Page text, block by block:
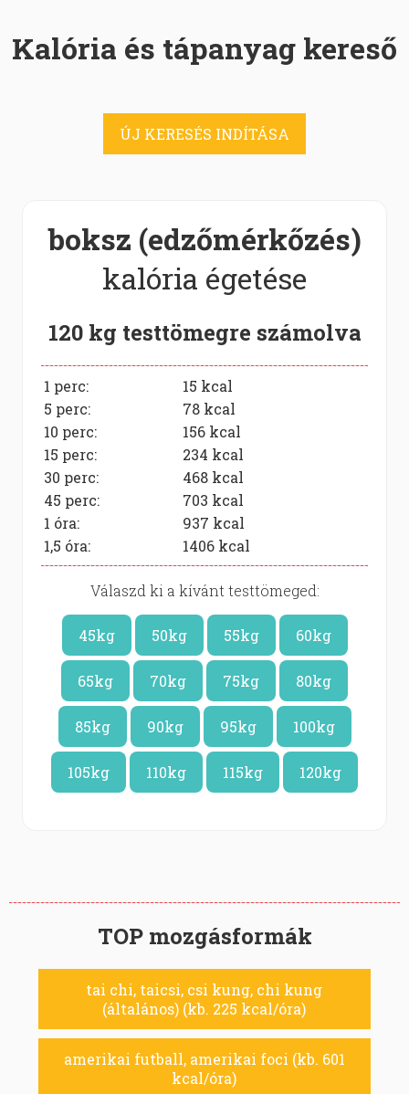
Kalória és tápanyag kereső
ÚJ KERESÉS INDÍTÁSA
boksz (edzőmérkőzés)
kalória égetése
120 kg testtömegre számolva
1 perc: 15 kcal
5 perc:
78 kcal
10 perc:
156 kcal
15 perc:
234 kcal
30 perc:
468 kcal
45 perc:
703 kcal
1 óra:
937 kcal
1,5 óra:
1406 kcal
Válaszd ki a kívánt testtömeged:
45kg 50kg 55kg 60kg
65kg 70kg 75kg 80kg
85kg 90kg 95kg 100kg
105kg 110kg 115kg 120kg
TOP mozgásformák
tai chi, taicsi, csi kung, chi kung
(általános) (kb. 225 kcal/óra)
amerikai futball, amerikai foci (kb. 601
kcal/óra)